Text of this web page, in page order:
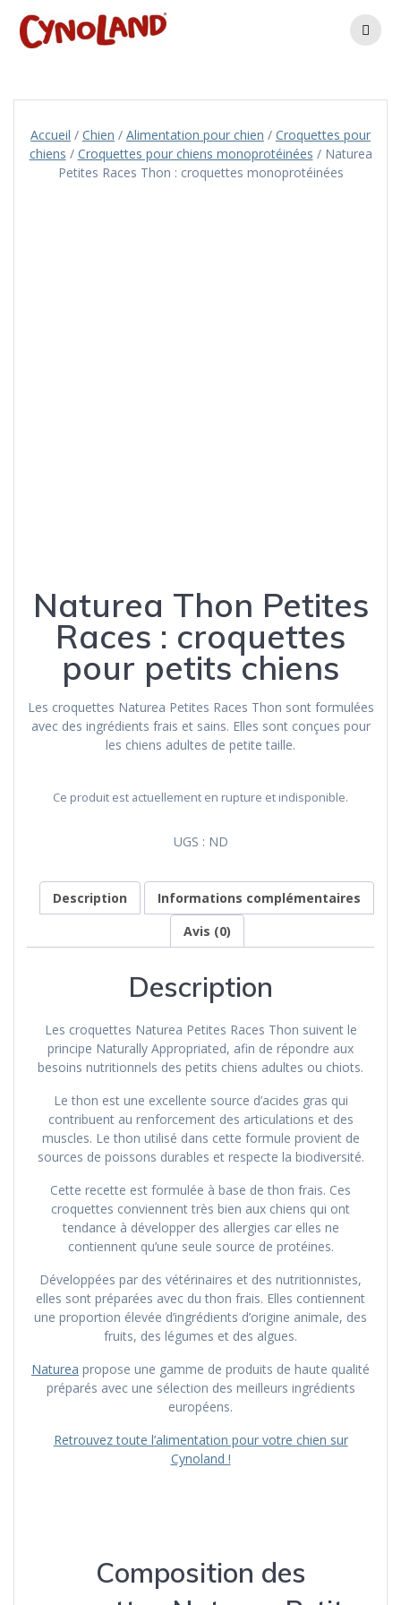
Accueil / Chien / Alimentation pour chien / Croquettes pour
chiens / Croquettes pour chiens monoprotéinées / Naturea
Petites Races Thon : croquettes monoprotéinées
Naturea Thon Petites
Races : croquettes
pour petits chiens
Les croquettes Naturea Petites Races Thon sont formulées
avec des ingrédients frais et sains. Elles sont conçues pour
les chiens adultes de petite taille.
Ce produit est actuellement en rupture et indisponible.
UGS : ND
Description
Informations complémentaires
Avis (0)
Description
Les croquettes Naturea Petites Races Thon suivent le
principe Naturally Appropriated, afin de répondre aux
besoins nutritionnels des petits chiens adultes ou chiots.
Le thon est une excellente source d’acides gras qui
contribuent au renforcement des articulations et des
muscles. Le thon utilisé dans cette formule provient de
sources de poissons durables et respecte la biodiversité.
Cette recette est formulée à base de thon frais. Ces
croquettes conviennent très bien aux chiens qui ont
tendance à développer des allergies car elles ne
contiennent qu’une seule source de protéines.
Développées par des vétérinaires et des nutritionnistes,
elles sont préparées avec du thon frais. Elles contiennent
une proportion élevée d’ingrédients d’origine animale, des
fruits, des légumes et des algues.
Naturea propose une gamme de produits de haute qualité
préparés avec une sélection des meilleurs ingrédients
européens.
Retrouvez toute l’alimentation pour votre chien sur
Cynoland !
Composition des